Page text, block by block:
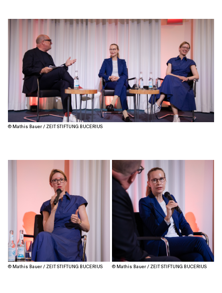
© Mathis Bauer / ZEIT STIFTUNG BUCERIUS
© Mathis Bauer / ZEIT STIFTUNG BUCERIUS © Mathis Bauer / ZEIT STIFTUNG BUCERIUS